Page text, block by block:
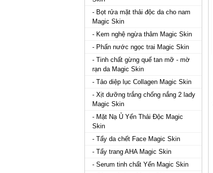
- Bọt rửa mặt thải độc da cho nam
Magic Skin
- Kem nghệ ngừa thâm Magic Skin
- Phấn nước ngọc trai Magic Skin
- Tinh chất gừng quế tan mỡ - mờ
rạn da Magic Skin
- Tảo diệp lục Collagen Magic Skin
- Xịt dưỡng trắng chống nắng 2 lady
Magic Skin
- Mặt Nạ Ủ Yến Thải Độc Magic
Skin
- Tẩy da chết Face Magic Skin
- Tẩy trang AHA Magic Skin
- Serum tinh chất Yến Magic Skin